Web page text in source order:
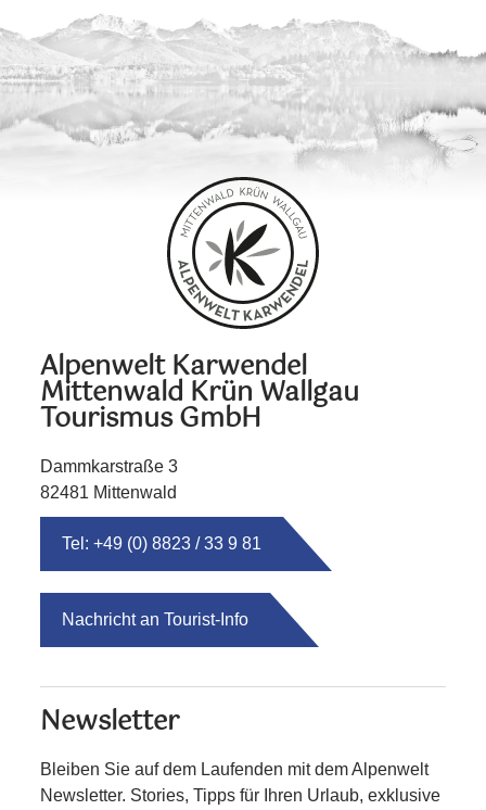
Alpenwelt Karwendel
Mittenwald Krün Wallgau
Tourismus GmbH
Dammkarstraße 3
82481 Mittenwald
Tel: +49 (0) 8823 / 33 9 81
Nachricht an Tourist-Info
Newsletter
Bleiben Sie auf dem Laufenden mit dem Alpenwelt
Newsletter. Stories, Tipps für Ihren Urlaub, exklusive